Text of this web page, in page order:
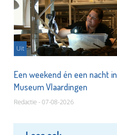
Uit
Een weekend én een nacht in
Museum Vlaardingen
Redactie - 07-08-2026